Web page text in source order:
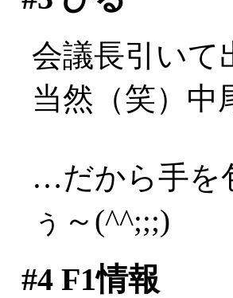
会議長引いて
当然（笑）中
…だから手を
ぅ～(^^;;;)
#4F1情報